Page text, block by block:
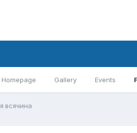
Homepage Gallery Events
всячина